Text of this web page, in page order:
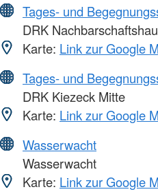
Tages- und
DRK
Karte: Link zur Google
Tages- und
DRK Kiezeck Mitte
Karte: Link zur Google
Wasserwacht
Wasserwacht
Karte: Link zur Google